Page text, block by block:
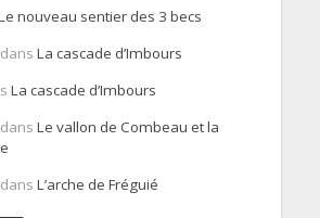
nouveau sentier des 3 becs
dans La cascade d’Imbours
La cascade d’Imbours
dans Le vallon de Combeau et la
dans L’arche de Fréguié